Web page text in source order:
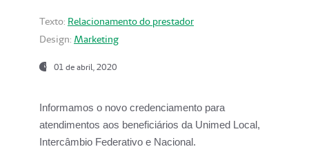
Texto: Relacionamento do prestador
Design: Marketing
01 de abril, 2020
Informamos o novo credenciamento para
atendimentos aos beneficiários da Unimed Local,
Intercâmbio Federativo e Nacional.